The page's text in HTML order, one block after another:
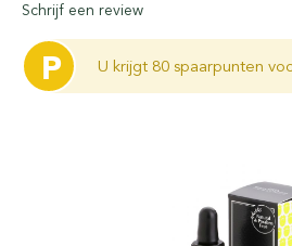
Schrijf een review
P U krijgt 80 spaarpunten